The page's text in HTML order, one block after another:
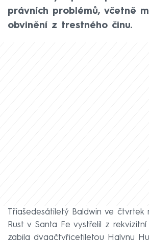
právních problémů, včetně
obvinění z trestného činu.
Třiašedesátiletý Baldwin ve čtvrtek
Rust v Santa Fe vystřelil z
zabila dvaačtyřicetiletou Halynu